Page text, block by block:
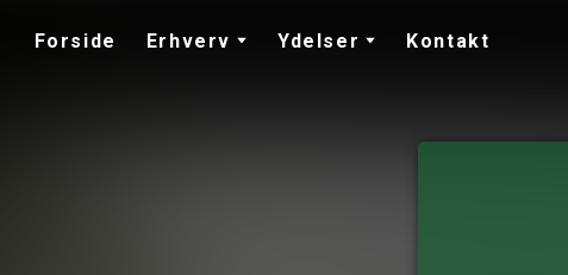
Forside Erhverv Ydelser Kontakt